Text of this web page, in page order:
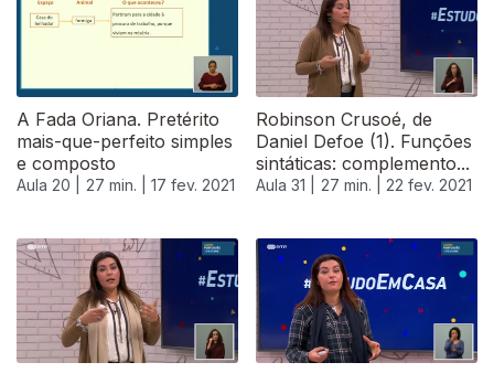
A Fada Oriana. Pretérito
mais-que-perfeito simples
e composto
Aula 20 | 27 min. | 17 fev. 2021
Robinson Crusoé, de
Daniel Defoe (1). Funções
sintáticas: complemento...
Aula 31 | 27 min. | 22 fev. 2021